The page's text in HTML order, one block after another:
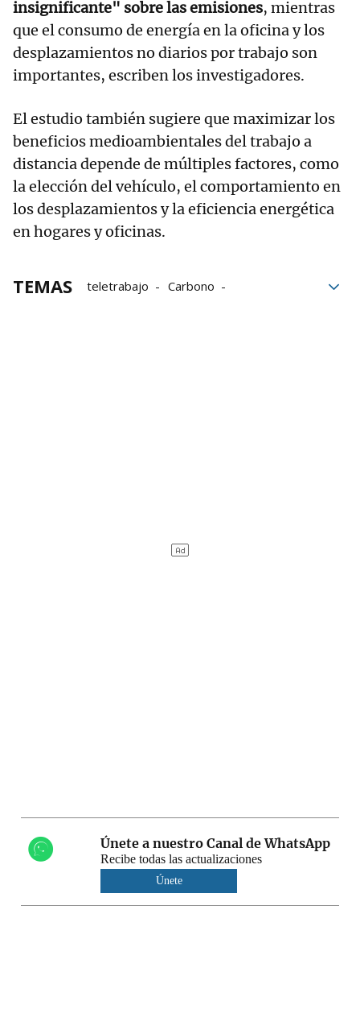
insignificante" sobre las emisiones, mientras
que el consumo de energía en la oficina y los
desplazamientos no diarios por trabajo son
importantes, escriben los investigadores.
El estudio también sugiere que maximizar los
beneficios medioambientales del trabajo a
distancia depende de múltiples factores, como
la elección del vehículo, el comportamiento en
los desplazamientos y la eficiencia energética
en hogares y oficinas.
TEMAS teletrabajo
Carbono
Únete a nuestro Canal de WhatsApp
Recibe todas las actualizaciones
Únete